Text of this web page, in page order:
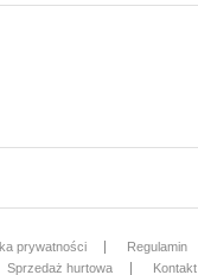
prywatności Regulamin
Sprzedaż hurtowa
Kontakt